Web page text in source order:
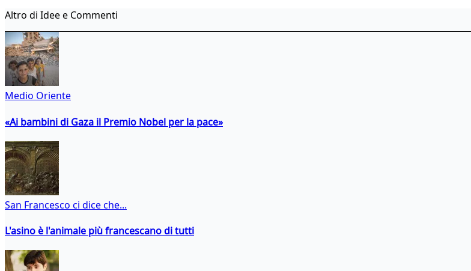
Altro di Idee e Commenti
Medio Oriente
«Ai bambini di Gaza il Premio Nobel per la pace»
San Francesco ci dice che...
L'asino è l'animale più francescano di tutti